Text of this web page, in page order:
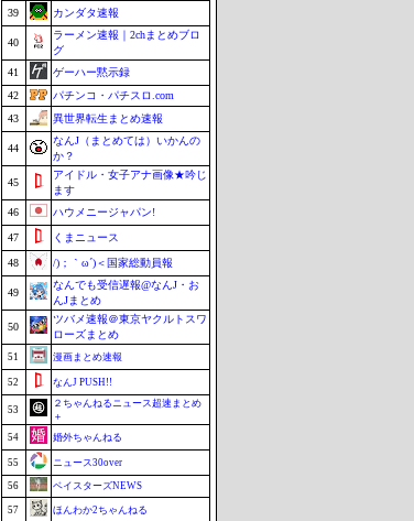
39 カンダタ速報
40
ラーメン速報｜2chまとめブロ
グ
41
ゲーハー黙示録
42
パチンコ・パチスロ.com
43
異世界転生まとめ速報
44
なんJ（まとめては）いかんの
か？
45
アイドル・女子アナ画像★吟じ
ます
46
ハウメニージャパン!
47 くまニュース
48 /)；｀ω´)＜国家総動員報
49
なんでも受信遅報@なんJ・お
んJまとめ
50
ツバメ速報＠東京ヤクルトスワ
ローズまとめ
51 漫画まとめ速報
52 なんJ PUSH!!
53
２ちゃんねるニュース超速まとめ
＋
54
婚外ちゃんねる
55 ニュース30over
56 ベイスターズNEWS
57 ほんわか2ちゃんねる